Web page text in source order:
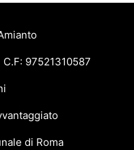
97521310587
di Roma